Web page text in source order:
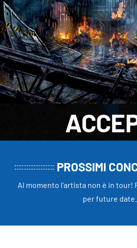
PROSSIMI
Al momento l'artista non è in tour!
per future date.